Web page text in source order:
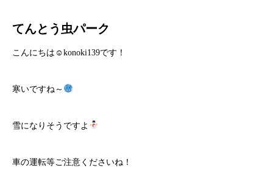
てんとう虫パーク
こんにちは☺konoki139です！
寒いですね～
雪になりそうですよ
車の運転等ご注意くださいね！